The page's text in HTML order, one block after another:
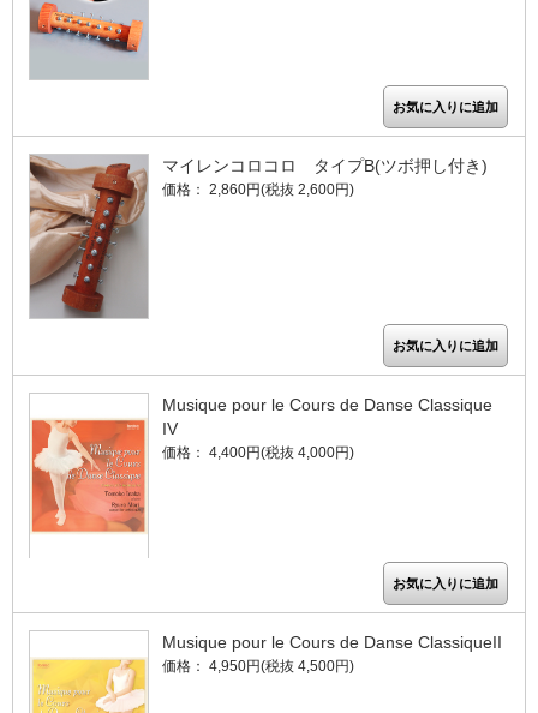
マイレンコロコロ タイプB(ツボ押し付き)
価格： 2,860円(税抜 2,600円)
Musique pour le Cours de Danse Classique
IV
価格： 4,400円(税抜 4,000円)
Musique pour le Cours de Danse ClassiqueII
価格： 4,950円(税抜 4,500円)